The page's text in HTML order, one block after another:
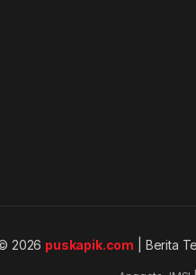
2026 puskapik.com | Berita